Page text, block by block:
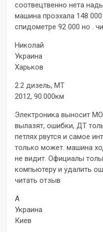
соотвецтвенно нета
машина проэхала 148
спидометре 92 000 но .
Николай
Украина
Харьков
2.2 дизель, MT
2012, 90.000км
Электроника выносит
вылазят, ошибки, ДТ
петлях рвутся и самое
только может. машина
не видит. Официалы
компьютеру и удалить
читать отзыв
А
Украина
Киев